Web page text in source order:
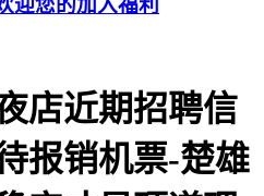
迎您的加入福利
店近期招聘信
报销机票-楚雄